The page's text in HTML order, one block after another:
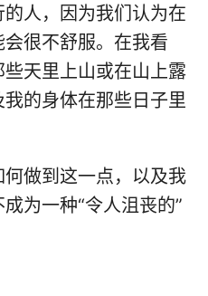
人，因为我们认为在
很不舒服。在我看
天里上山或在山上露
的身体在那些日子里
做到这一点，以及我
为一种“令人沮丧的”